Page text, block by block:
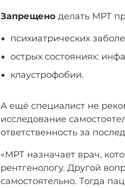
Запрещено делать МРТ
психиатрических
острых состояниях:
клаустрофобии.
А ещё специалист не
исследование
ответственность за
«МРТ назначает врач,
рентгенологу. Другой
самостоятельно. Тогда